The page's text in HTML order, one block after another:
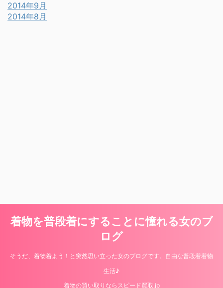
2014年9月
2014年8月
着物を普段着にすることに憧れる女のブ
ログ
そうだ、着物着よう！と突然思い立った女のブログです。自由な普段着着物
生活♪
着物の買い取りならスピード買取.jp